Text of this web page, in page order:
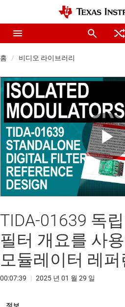
홈 비디오 라이브러리
TIDA-01639 독
필터 개요를 사
모듈레이터 레
00:07:39 | 2025 년 01 월 29 일